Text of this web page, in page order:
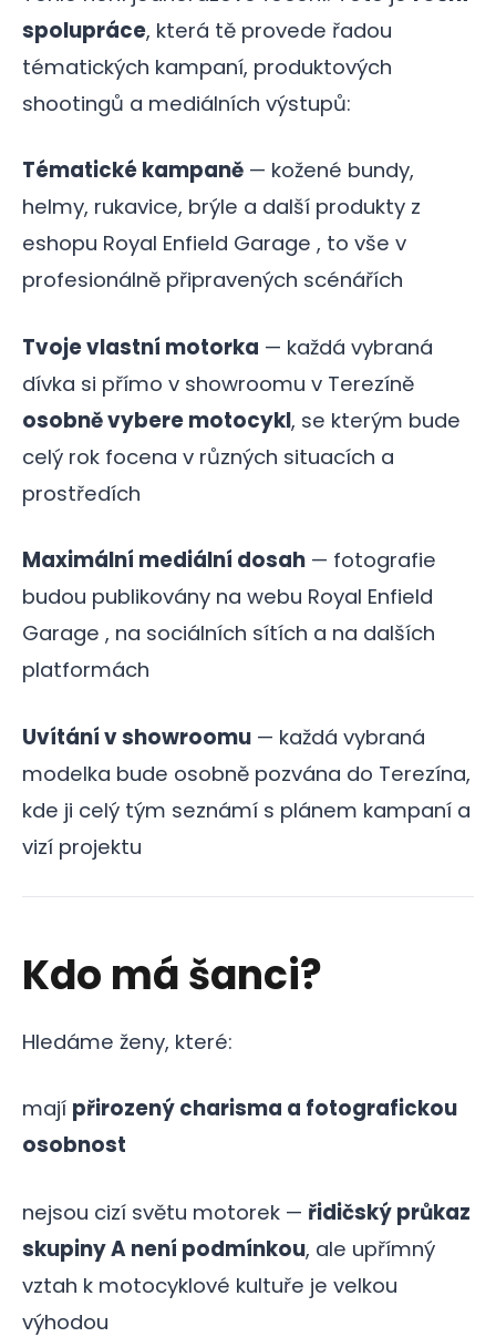
spolupráce, která tě provede řadou
tématických kampaní, produktových
shootingů a mediálních výstupů:
Tématické kampaně — kožené bundy,
helmy, rukavice, brýle a další produkty z
eshopu Royal Enfield Garage , to vše v
profesionálně připravených scénářích
Tvoje vlastní motorka — každá vybraná
dívka si přímo v showroomu v Terezíně
osobně vybere motocykl, se kterým bude
celý rok focena v různých situacích a
prostředích
Maximální mediální dosah — fotografie
budou publikovány na webu Royal Enfield
Garage , na sociálních sítích a na dalších
platformách
Uvítání v showroomu — každá vybraná
modelka bude osobně pozvána do Terezína,
kde ji celý tým seznámí s plánem kampaní a
vizí projektu
Kdo má šanci?
Hledáme ženy, které:
mají přirozený charisma a fotografickou
osobnost
nejsou cizí světu motorek — řidičský průkaz
skupiny A není podmínkou, ale upřímný
vztah k motocyklové kultuře je velkou
výhodou